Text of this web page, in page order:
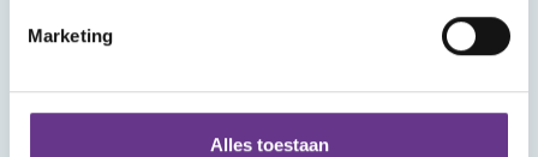
Marketing
Alles toestaan
Meld je aan voor onze nieuwsbrief